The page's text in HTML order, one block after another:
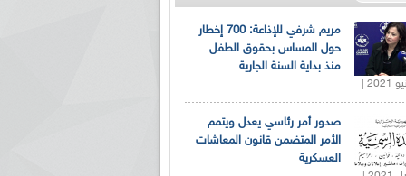
مريم شرفي للإذاعة: 700 إخطار
حول المساس بحقوق الطفل
منذ بداية السنة الجارية
صدور أمر رئاسي يعدل ويتمم
الأمر المتضمن قانون المعاشات
العسكرية